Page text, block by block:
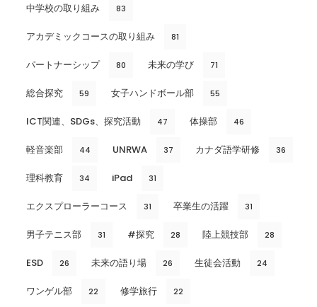
中学校の取り組み 83
アカデミックコースの取り組み 81
パートナーシップ 80 未来の学び 71
総合探究 59 女子ハンドボール部 55
ICT関連、SDGs、探究活動 47 体操部 46
軽音楽部 44 UNRWA 37 カナダ語学研修 36
理科教育 34 iPad 31
エクスプローラーコース 31 卒業生の活躍 31
男子テニス部 31 #探究 28 陸上競技部 28
ESD 26 未来の語り場 26 生徒会活動 24
ワンゲル部 22 修学旅行 22